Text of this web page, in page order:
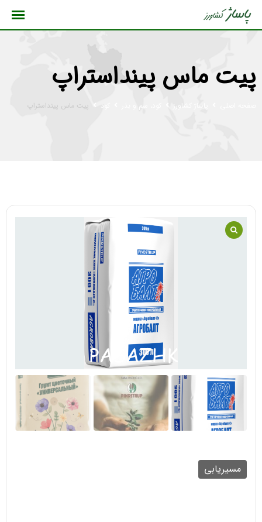
پرش
پیت ماس پینداستراپ
پاساژ کشاورز کود، سم و بذر کود پیت ماس پینداستراپ
مسیریابی